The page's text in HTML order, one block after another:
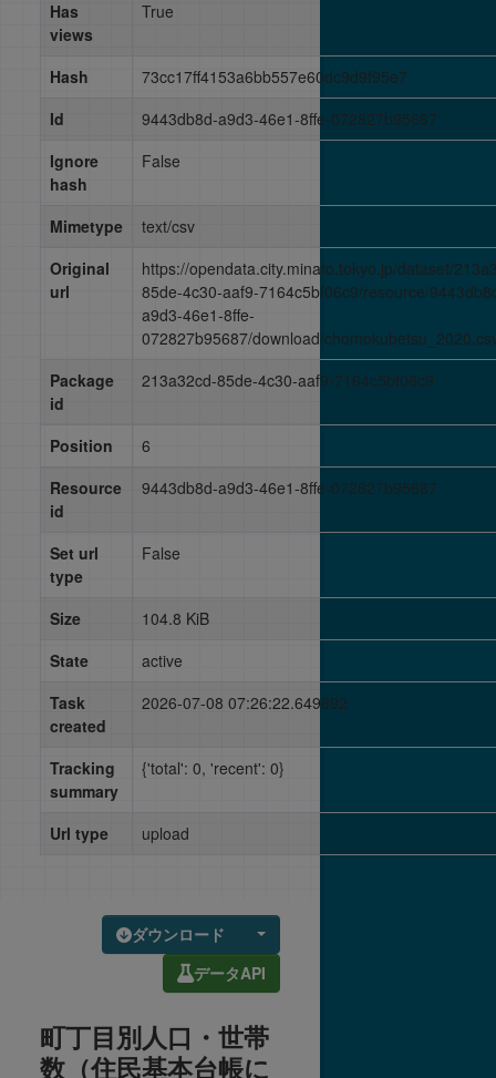
ダウンロード
データAPI
町丁目別人口・世帯
数（住民基本台帳に
Has
views
True
Hash
73cc17ff4153a6bb557e60dc9d9f95e7
Id
9443db8d-a9d3-46e1-8ffe-072827b95687
Ignore
hash
False
Mimetype
text/csv
Original
url
https://opendata.city.minato.tokyo.jp/dataset/
85de-4c30-aaf9-7164c5bf06c9/resource/
a9d3-46e1-8ffe-
072827b95687/download/
Package
id
213a32cd-85de-4c30-aaf9-7164c5bf06c9
Position
6
Resource
id
9443db8d-a9d3-46e1-8ffe-072827b95687
Set url
type
False
Size
104.8 KiB
State
active
Task
created
2026-07-08 07:26:22.649892
Tracking
summary
{'total': 0, 'recent': 0}
Url type upload